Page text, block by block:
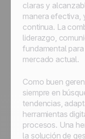
claras y
manera efectiva,
continua. La
liderazgo,
fundamental
mercado actual.
Como buen
siempre en
tendencias,
herramientas
procesos. Una
la solución de